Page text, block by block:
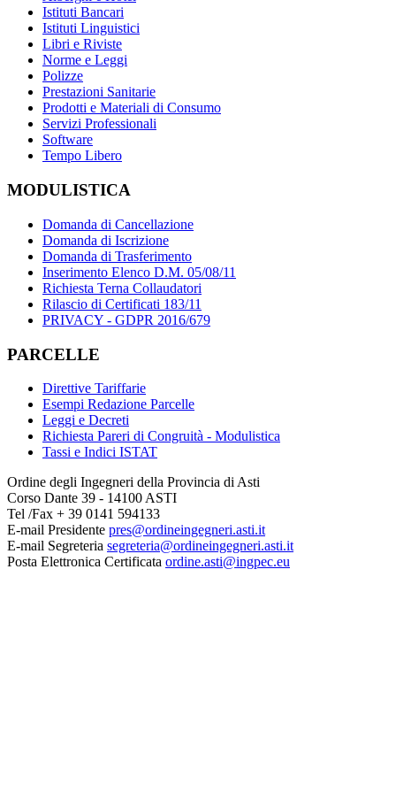
Istituti Bancari
Istituti Linguistici
Libri e Riviste
Norme e Leggi
Polizze
Prestazioni Sanitarie
Prodotti e Materiali di Consumo
Servizi Professionali
Software
Tempo Libero
MODULISTICA
Domanda di Cancellazione
Domanda di Iscrizione
Domanda di Trasferimento
Inserimento Elenco D.M. 05/08/11
Richiesta Terna Collaudatori
Rilascio di Certificati 183/11
PRIVACY - GDPR 2016/679
PARCELLE
Direttive Tariffarie
Esempi Redazione Parcelle
Leggi e Decreti
Richiesta Pareri di Congruità - Modulistica
Tassi e Indici ISTAT
Ordine degli Ingegneri della Provincia di Asti
Corso Dante 39 - 14100 ASTI
Tel /Fax + 39 0141 594133
E-mail Presidente pres@ordineingegneri.asti.it
E-mail Segreteria segreteria@ordineingegneri.asti.it
Posta Elettronica Certificata ordine.asti@ingpec.eu